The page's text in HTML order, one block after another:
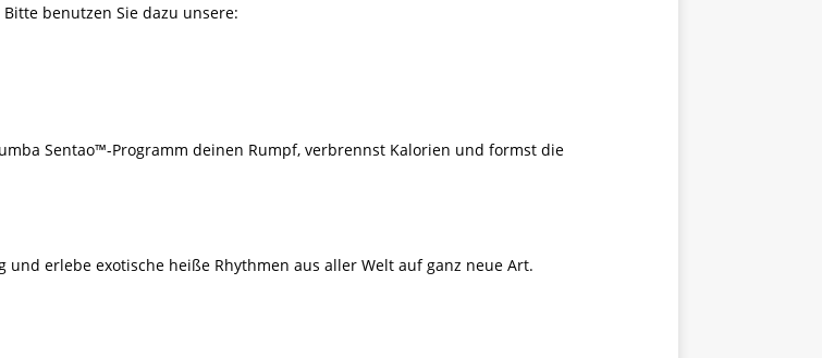
benutzen Sie dazu unsere:
Sentao™-Programm deinen Rumpf, verbrennst Kalorien und formst die
erlebe exotische heiße Rhythmen aus aller Welt auf ganz neue Art.